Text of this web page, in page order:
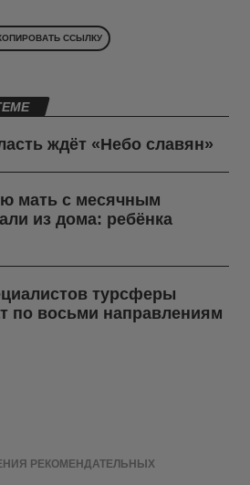
ССЫЛКУ
ждёт «Небо славян»
мать с месячным
из дома: ребёнка
турсферы
по восьми направлениям
РЕКОМЕНДАТЕЛЬНЫХ